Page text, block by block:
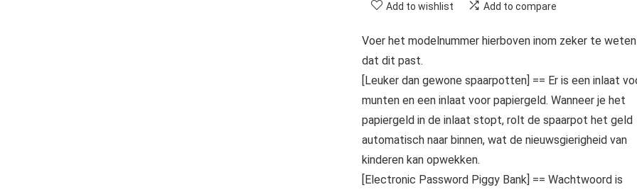
Add to wishlist Add to compare
Voer het modelnummer hierboven inom zeker te weten
dat dit past.
[Leuker dan gewone spaarpotten] == Er is een inlaat
munten en een inlaat voor papiergeld. Wanneer je het
papiergeld in de inlaat stopt, rolt de spaarpot het geld
automatisch naar binnen, wat de nieuwsgierigheid van
kinderen kan opwekken.
[Electronic Password Piggy Bank] == Wachtwoord is